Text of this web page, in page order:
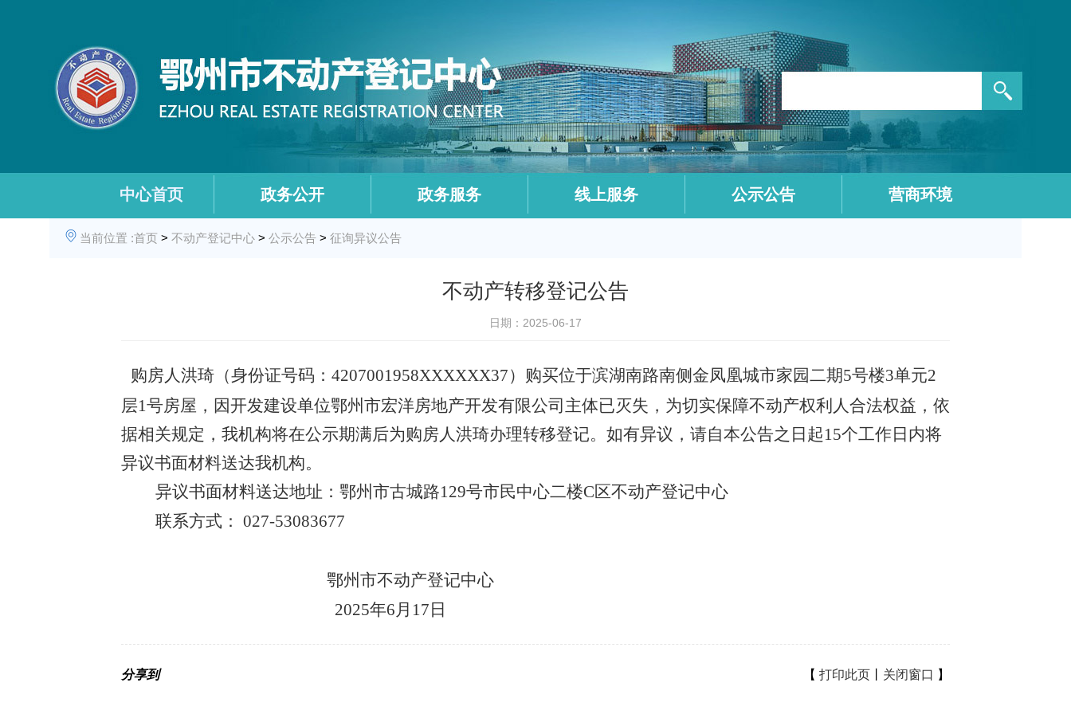
中心首页 政务公开 政务服务 线上服务 公示公告 营商环境
当前位置 :首页 > 不动产登记中心 > 公示公告 > 征询异议公告
不动产转移登记公告
日期：2025-06-17
购房人洪琦（身份证号码： 4207001958XXXXXX37） 购买位于滨湖南路南侧金凤凰城市家园二期5号楼3单元2
层1号房屋，因开发建设单位鄂州市宏洋房地产开发有限公司主体已灭失，为切实保障不动产权利人合法权益，依
据相关规定，我机构将在公示期满后为购房人洪琦办理转移登记。如有异议，请自本公告之日起15个工作日内将
异议书面材料送达我机构。
异议书面材料送达地址：鄂州市古城路129号市民中心二楼C区不动产登记中心
联系方式： 027-53083677
鄂州市不动产登记中心
2025年6月17日
分享到 【 打印此页 关闭窗口 】